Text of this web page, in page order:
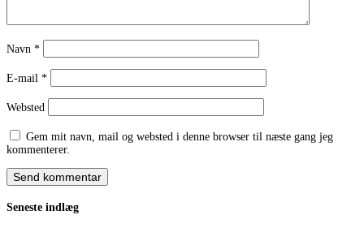
Navn *
E-mail *
Websted
Gem mit navn, mail og websted i denne browser til næste gang jeg
kommenterer.
Seneste indlæg